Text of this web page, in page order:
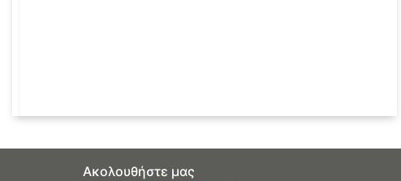
Ακολουθήστε μας